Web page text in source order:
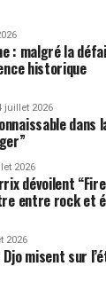
: malgré la
historique
juillet 2026
dans
2026
dévoilent
entre rock et
2026
misent sur